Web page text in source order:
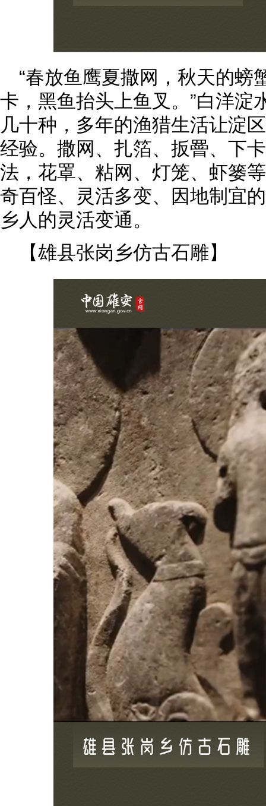
“春放鱼鹰夏撒网，秋天的螃
卡，黑鱼抬头上鱼叉。”白洋淀
几十种，多年的渔猎生活让淀
经验。撒网、扎箔、扳罾、下
法，花罩、粘网、灯笼、虾篓
奇百怪、灵活多变、因地制宜
乡人的灵活变通。
【雄县张岗乡仿古石雕】